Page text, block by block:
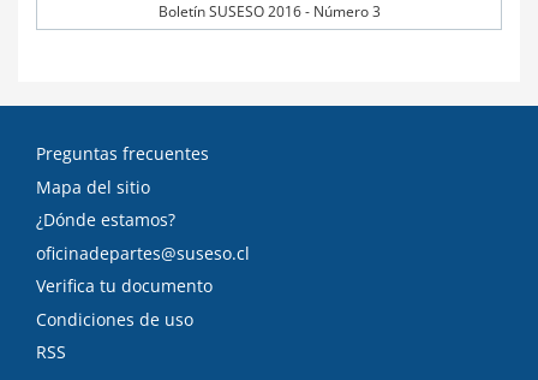
Boletín SUSESO 2016 - Número 3
Preguntas frecuentes
Mapa del sitio
¿Dónde estamos?
oficinadepartes@suseso.cl
Verifica tu documento
Condiciones de uso
RSS